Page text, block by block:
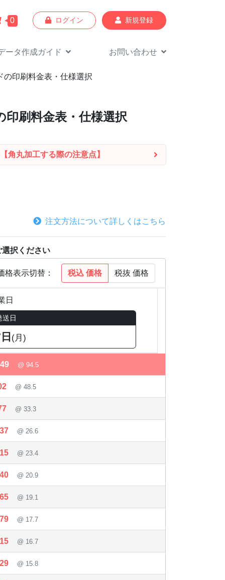
0 ログイン 新規登録
ータ作成ガイド お問い合わせ
の印刷料金表・仕様選択
刷料金表・仕様選択
【角丸加工する際の注意点】
注文方法について詳しくはこちら
択ください
格表示切替： 税込 価格 税抜 価格
日
送日
(月)
@ 94.5
@ 48.5
@ 33.3
@ 26.6
@ 23.4
@ 20.9
@ 19.1
@ 17.7
@ 16.7
@ 15.8